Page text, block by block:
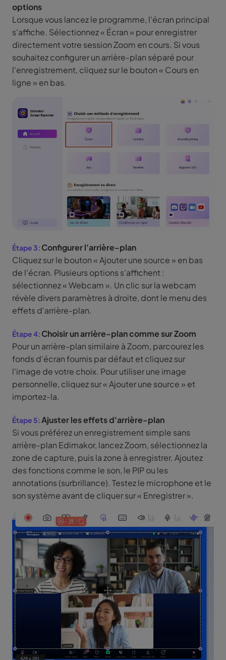
options
Lorsque vous lancez le programme, l'écran principal
s'affiche. Sélectionnez « Écran » pour enregistrer
directement votre session Zoom en cours. Si vous
souhaitez configurer un arrière-plan séparé pour
l'enregistrement, cliquez sur le bouton « Cours en
ligne » en bas.
Configurer l'arrière-plan
Cliquez sur le bouton « Ajouter une source » en bas
de l'écran. Plusieurs options s'affichent :
sélectionnez « Webcam ». Un clic sur la webcam
révèle divers paramètres à droite, dont le menu des
effets d'arrière-plan.
Choisir un arrière-plan comme sur Zoom
Pour un arrière-plan similaire à Zoom, parcourez les
fonds d'écran fournis par défaut et cliquez sur
l'image de votre choix. Pour utiliser une image
personnelle, cliquez sur « Ajouter une source » et
importez-la.
Ajuster les effets d'arrière-plan
Si vous préférez un enregistrement simple sans
arrière-plan Edimakor, lancez Zoom, sélectionnez la
zone de capture, puis la zone à enregistrer. Ajoutez
des fonctions comme le son, le PIP ou les
annotations (surbrillance). Testez le microphone et le
son système avant de cliquer sur « Enregistrer ».